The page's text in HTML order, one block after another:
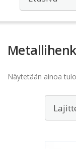
Näytetään ainoa